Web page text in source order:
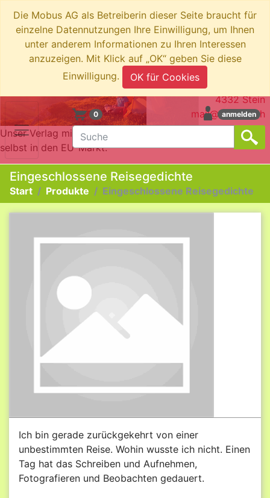
Die Mobus AG als Betreiberin dieser Seite braucht für
einzelne Datennutzungen Ihre Einwilligung, um Ihnen
unter anderem Informationen zu Ihren Interessen
anzuzeigen. Mit Klick auf „OK“ geben Sie diese
Einwilligung.
OK für Cookies
0 anmelden
swiboo.ch by Mobus AG
Brotkorbstrasse 3
4332 Stein
mail@swiboo.ch
Unser Verlag mit Schweizer Adresse bringt die Produkte
selbst in den EU-Markt.
Eingeschlossene Reisegedichte
Start Produkte Eingeschlossene Reisegedichte
Ich bin gerade zurückgekehrt von einer
unbestimmten Reise. Wohin wusste ich nicht. Einen
Tag hat das Schreiben und Aufnehmen,
Fotografieren und Beobachten gedauert.